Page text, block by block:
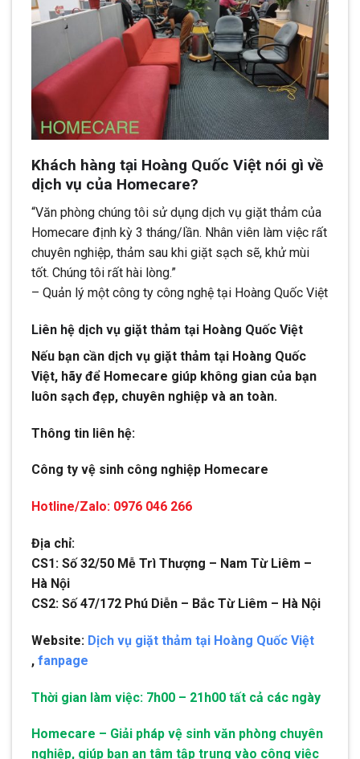
Khách hàng tại Hoàng Quốc Việt nói gì về
dịch vụ của Homecare?
“Văn phòng chúng tôi sử dụng dịch vụ giặt thảm của
Homecare định kỳ 3 tháng/lần. Nhân viên làm việc rất
chuyên nghiệp, thảm sau khi giặt sạch sẽ, khử mùi
tốt. Chúng tôi rất hài lòng.”
– Quản lý một công ty công nghệ tại Hoàng Quốc Việt
Liên hệ dịch vụ giặt thảm tại Hoàng Quốc Việt
Nếu bạn cần dịch vụ giặt thảm tại Hoàng Quốc
Việt, hãy để Homecare giúp không gian của bạn
luôn sạch đẹp, chuyên nghiệp và an toàn.
Thông tin liên hệ:
Công ty vệ sinh công nghiệp Homecare
Hotline/Zalo: 0976 046 266
Địa chỉ:
CS1: Số 32/50 Mễ Trì Thượng – Nam Từ Liêm –
Hà Nội
CS2: Số 47/172 Phú Diễn – Bắc Từ Liêm – Hà Nội
Website: Dịch vụ giặt thảm tại Hoàng Quốc Việt
, fanpage
Thời gian làm việc: 7h00 – 21h00 tất cả các ngày
Homecare – Giải pháp vệ sinh văn phòng chuyên
nghiệp, giúp bạn an tâm tập trung vào công việc